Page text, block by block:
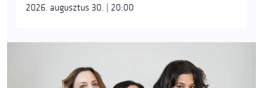
2026. augusztus 30. | 20:00